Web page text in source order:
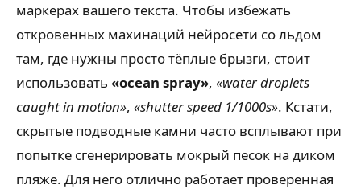
маркерах вашего текста. Чтобы избежать
откровенных махинаций нейросети со льдом
там, где нужны просто тёплые брызги, стоит
использовать «ocean spray», «water droplets
caught in motion», «shutter speed 1/1000s». Кстати,
скрытые подводные камни часто всплывают при
попытке сгенерировать мокрый песок на диком
пляже. Для него отлично работает проверенная